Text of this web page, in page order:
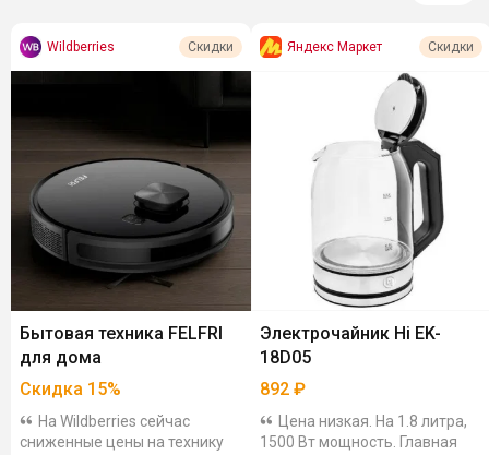
Wildberries Скидки
Бытовая техника FELFRI
для дома
Скидка 15%
На Wildberries сейчас
сниженные цены на технику
Яндекс Маркет Скидки
Электрочайник Hi EK-
18D05
892 ₽
Цена низкая. На 1.8 литра,
1500 Вт мощность. Главная